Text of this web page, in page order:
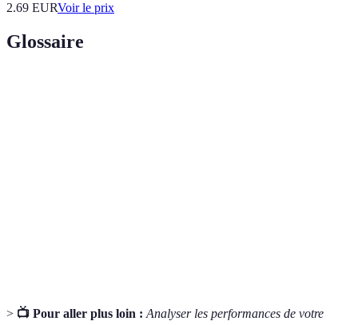
2.69 EURVoir le prix
Glossaire
> 📺 Pour aller plus loin : Analyser les performances de votre